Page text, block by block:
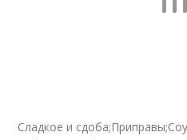
Сладкое и